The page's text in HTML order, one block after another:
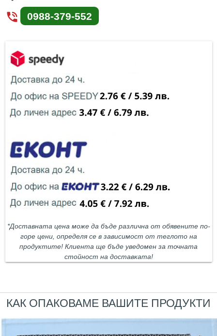
phone_in_talk
0988-379-552
*Доставната цена може да бъде различна от обявените по-
горе цени, определя се в зависимост от теглото на
продуктите! Клиента ще бъде уведомен за точната
стойност на доставката!
КАК ОПАКОВАМЕ ВАШИТЕ ПРОДУКТИ